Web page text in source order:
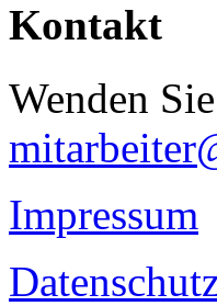
Kontakt
Wenden
Impressum